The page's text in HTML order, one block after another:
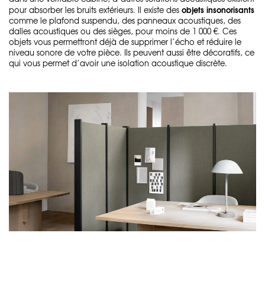
pour absorber les bruits extérieurs. Il existe des objets insonorisants
comme le plafond suspendu, des panneaux acoustiques, des
dalles acoustiques ou des sièges, pour moins de 1 000 €. Ces
objets vous permettront déjà de supprimer l’écho et réduire le
niveau sonore de votre pièce. Ils peuvent aussi être décoratifs, ce
qui vous permet d’avoir une isolation acoustique discrète.